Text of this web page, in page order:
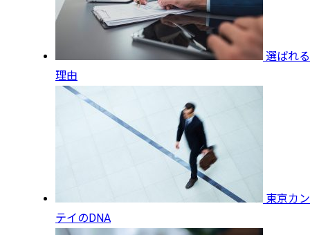
選ばれる
理由
東京カン
テイのDNA